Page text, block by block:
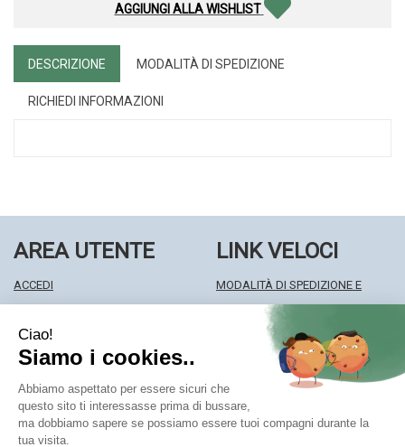
AGGIUNGI ALLA WISHLIST
DESCRIZIONE MODALITÀ DI SPEDIZIONE
RICHIEDI INFORMAZIONI
AREA UTENTE
ACCEDI
WISHLIST
ISCRIZIONE ALLA NEWSLETTER
LINK VELOCI
MODALITÀ DI SPEDIZIONE E
MODALITÀ DI PAGAMENTO
INFORMATIVA PRIVACY
CONDIZIONI DI VENDITA
Farmacia Centrale Srl